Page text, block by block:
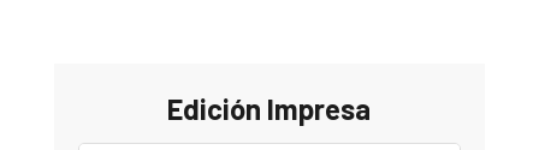
Edición Impresa